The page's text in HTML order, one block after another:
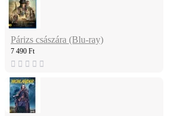
Párizs császára (Blu-ray)
7 490 Ft